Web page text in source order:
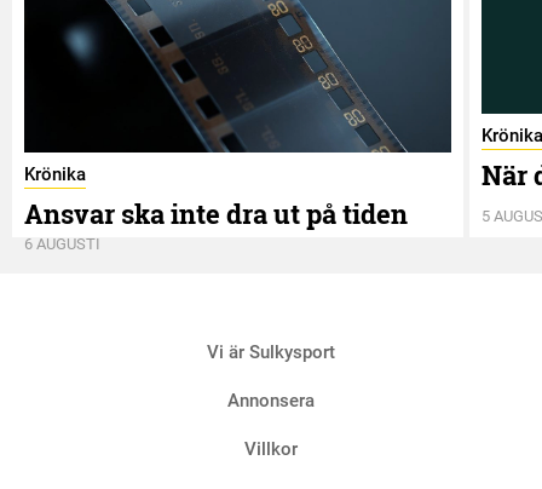
Krönika
Ansvar ska inte dra ut på tiden
6 AUGUSTI
Krönika
När
5
Vi är Sulkysport
Annonsera
Villkor